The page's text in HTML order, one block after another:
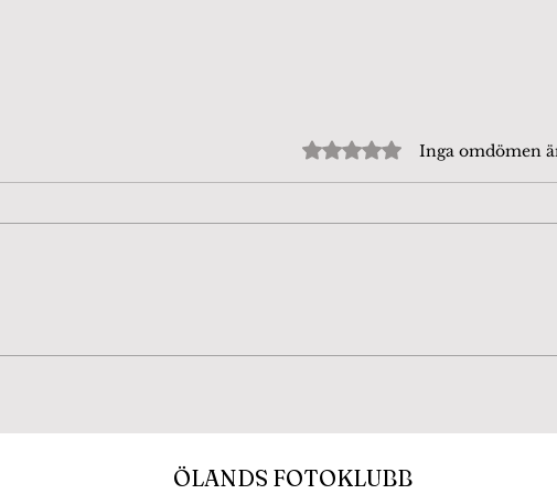
Betygsatt till 0 av 5
Inga omdömen
ÖLANDS FOTOKLUBB